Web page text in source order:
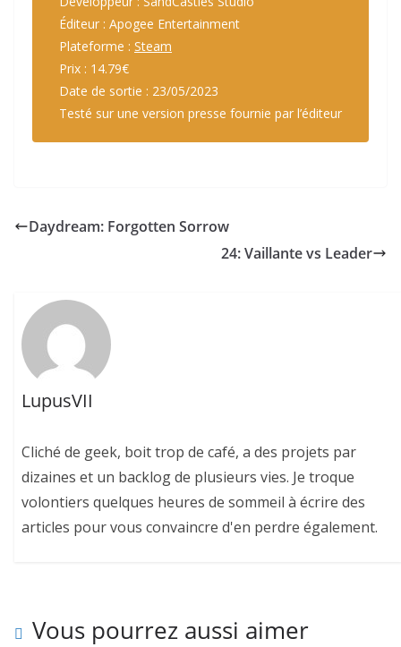
Éditeur : Apogee Entertainment
Plateforme : Steam
Prix : 14.79€
Date de sortie : 23/05/2023
Testé sur une version presse fournie par l’éditeur
Daydream: Forgotten Sorrow
24: Vaillante vs Leader
LupusVII
Cliché de geek, boit trop de café, a des projets par
dizaines et un backlog de plusieurs vies. Je troque
volontiers quelques heures de sommeil à écrire des
articles pour vous convaincre d'en perdre également.
Vous pourrez aussi aimer